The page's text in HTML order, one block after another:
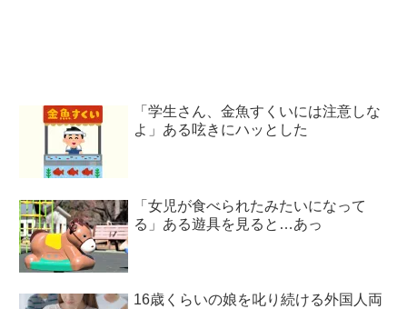
「学生さん、金魚すくいには注意しな
よ」ある呟きにハッとした
「女児が食べられたみたいになって
る」ある遊具を見ると…あっ
16歳くらいの娘を叱り続ける外国人両